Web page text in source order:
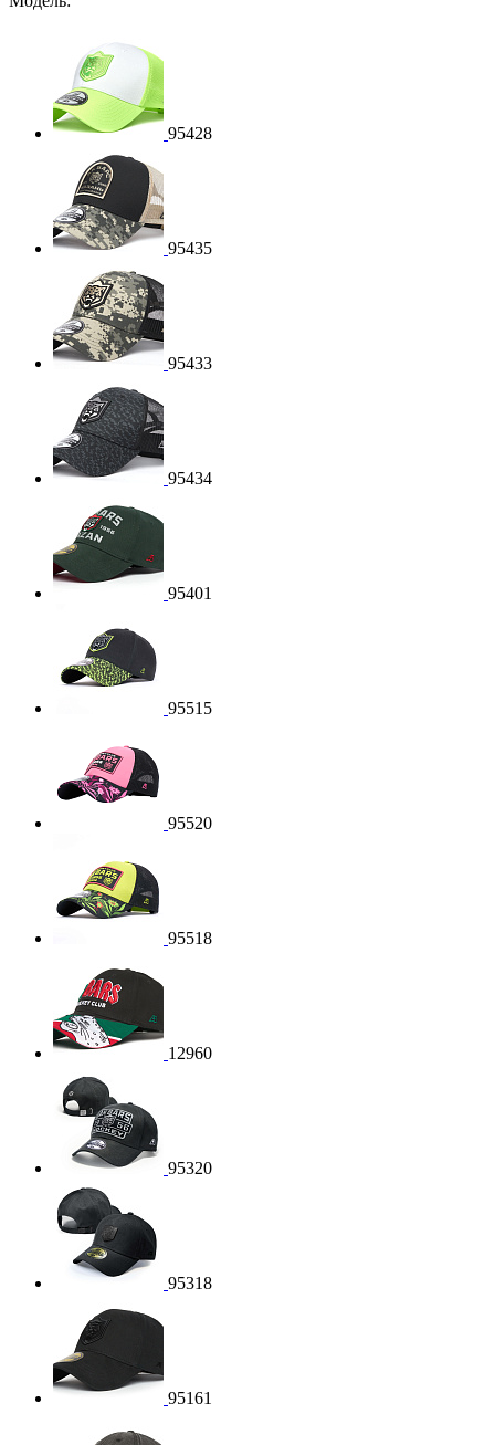
95428
95435
95433
95434
95401
95515
95520
95518
12960
95320
95318
95161